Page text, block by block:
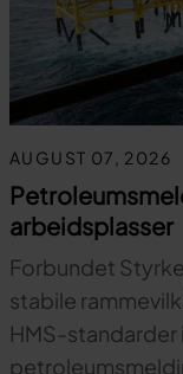
AUGUST 07, 2026
arbeidsplasser
Forbundet
stabile
HMS-